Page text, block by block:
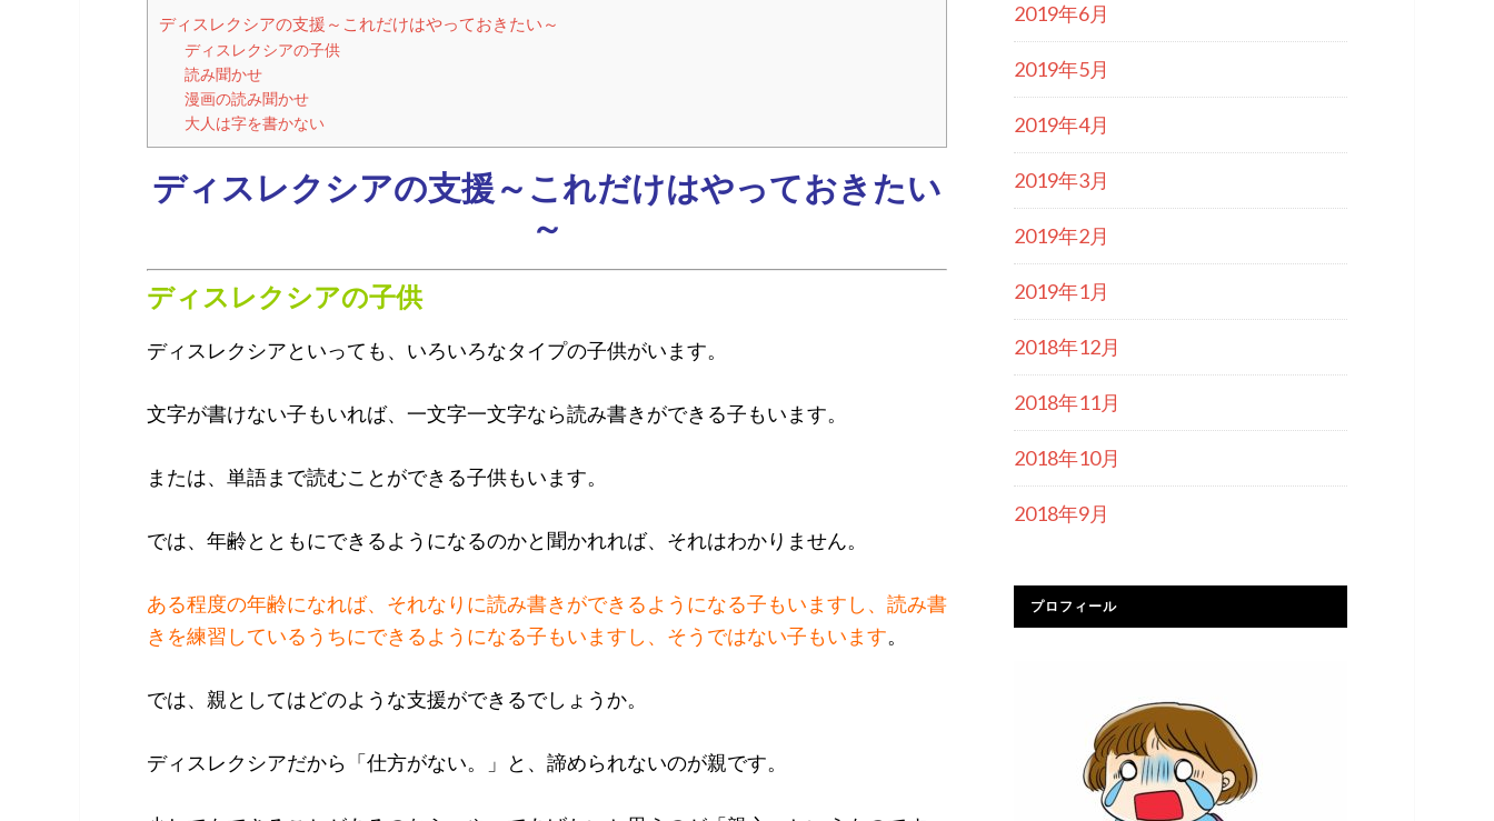
ディスレクシアの支援～これだけはやっておきたい～
ディスレクシアの子供
読み聞かせ
漫画の読み聞かせ
大人は字を書かない
ディスレクシアの支援～これだけはやっておきたい
～
ディスレクシアの子供
ディスレクシアといっても、いろいろなタイプの子供がいます。
文字が書けない子もいれば、一文字一文字なら読み書きができる子もいます。
または、単語まで読むことができる子供もいます。
では、年齢とともにできるようになるのかと聞かれれば、それはわかりません。
ある程度の年齢になれば、それなりに読み書きができるようになる子もいますし、読み書
きを練習しているうちにできるようになる子もいますし、そうではない子もいます。
では、親としてはどのような支援ができるでしょうか。
ディスレクシアだから「仕方がない。」と、諦められないのが親です。
2019年6月
2019年5月
2019年4月
2019年3月
2019年2月
2019年1月
2018年12月
2018年11月
2018年10月
2018年9月
プロフィール